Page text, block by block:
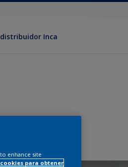
Inca
enhance site
para obtener